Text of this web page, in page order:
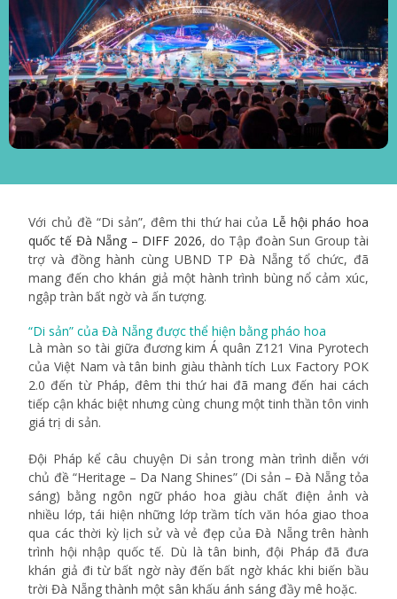
Với chủ đề “Di sản”, đêm thi thứ hai của Lễ hội pháo hoa
quốc tế Đà Nẵng – DIFF 2026, do Tập đoàn Sun Group tài
trợ và đồng hành cùng UBND TP Đà Nẵng tổ chức, đã
mang đến cho khán giả một hành trình bùng nổ cảm xúc,
ngập tràn bất ngờ và ấn tượng.
“Di sản” của Đà Nẵng được thể hiện bằng pháo hoa
Là màn so tài giữa đương kim Á quân Z121 Vina Pyrotech
của Việt Nam và tân binh giàu thành tích Lux Factory POK
2.0 đến từ Pháp, đêm thi thứ hai đã mang đến hai cách
tiếp cận khác biệt nhưng cùng chung một tinh thần tôn vinh
giá trị di sản.
Đội Pháp kể câu chuyện Di sản trong màn trình diễn với
chủ đề “Heritage – Da Nang Shines” (Di sản – Đà Nẵng tỏa
sáng) bằng ngôn ngữ pháo hoa giàu chất điện ảnh và
nhiều lớp, tái hiện những lớp trầm tích văn hóa giao thoa
qua các thời kỳ lịch sử và vẻ đẹp của Đà Nẵng trên hành
trình hội nhập quốc tế. Dù là tân binh, đội Pháp đã đưa
khán giả đi từ bất ngờ này đến bất ngờ khác khi biến bầu
trời Đà Nẵng thành một sân khấu ánh sáng đầy mê hoặc.